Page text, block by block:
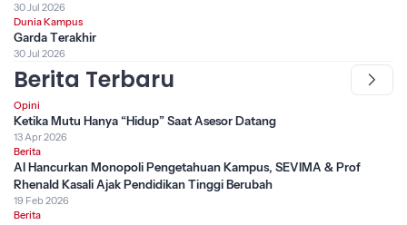
30 Jul 2026
Dunia Kampus
Garda Terakhir
30 Jul 2026
Berita Terbaru
Opini
Ketika Mutu Hanya “Hidup” Saat Asesor Datang
13 Apr 2026
Berita
AI Hancurkan Monopoli Pengetahuan Kampus, SEVIMA & Prof
Rhenald Kasali Ajak Pendidikan Tinggi Berubah
19 Feb 2026
Berita